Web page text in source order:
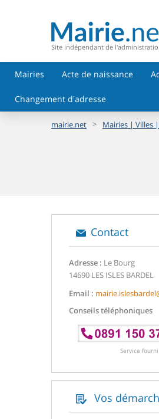
Site indépendant de
Mairies Acte de naissance
Changement d'adresse
mairie.net > Mairies | Villes
Contact
Adresse : Le Bourg
14690 LES ISLES BARDEL
Email :
Conseils téléphoniques
Service
Vos